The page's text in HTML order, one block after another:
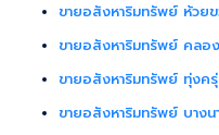
ขายอสังหาริมทรัพย์ ห้วยข
ขายอสังหาริมทรัพย์ คลอ
ขายอสังหาริมทรัพย์ ทุ่งครุ่
ขายอสังหาริมทรัพย์ บางน